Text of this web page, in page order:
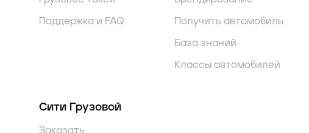
Поддержка и FAQ Получить автомобиль
База знаний
Классы автомобилей
Сити Грузовой
Заказать